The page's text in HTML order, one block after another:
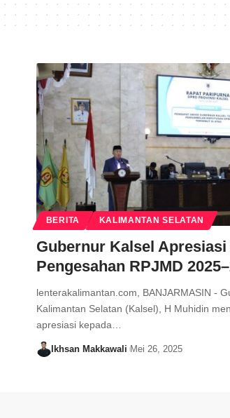
BERITA KALIMANTAN SELATAN
Gubernur Kalsel Apresiasi
Pengesahan RPJMD
lenterakalimantan.com, BANJARMASIN -
Kalimantan Selatan (Kalsel), H Muhidin
apresiasi kepada…
Ikhsan Makkawali Mei 26, 2025